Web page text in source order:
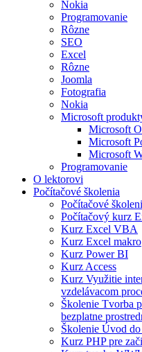
Nokia
Programovanie
Rôzne
SEO
Excel
Rôzne
Joomla
Fotografia
Nokia
Microsoft
Microsoft
Microsoft
Microsoft
Programovanie
O lektorovi
Počítačové školenia
Počítačové
Počítačový kurz
Kurz Excel VBA
Kurz Excel makro
Kurz Power BI
Kurz Access
Kurz Využitie
vzdelávacom
Školenie Tvorba
bezplatne
Školenie Úvod
Kurz PHP pre